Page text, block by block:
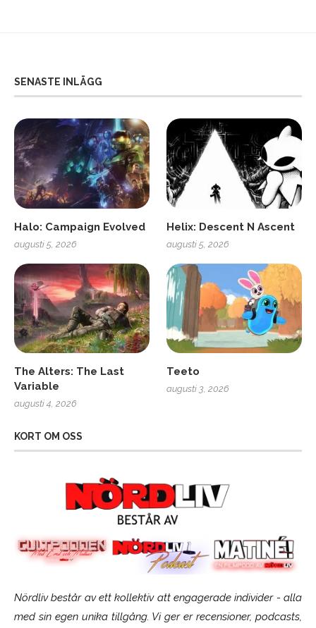
SENASTE INLÄGG
Halo: Campaign Evolved
augusti 5, 2026
Helix: Descent N Ascent
augusti 5, 2026
The Alters: The Last
Variable
augusti 4, 2026
Teeto
augusti 3, 2026
KORT OM OSS
Nördliv består av ett kollektiv att engagerade individer - alla
med sin egen unika tillgång. Vi ger er recensioner, podcasts,